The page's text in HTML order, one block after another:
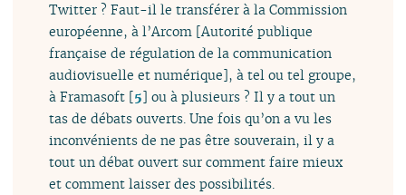
Twitter ? Faut-il le transférer à la Commission
européenne, à l’Arcom [Autorité publique
française de régulation de la communication
audiovisuelle et numérique], à tel ou tel groupe,
à Framasoft [5] ou à plusieurs ? Il y a tout un
tas de débats ouverts. Une fois qu’on a vu les
inconvénients de ne pas être souverain, il y a
tout un débat ouvert sur comment faire mieux
et comment laisser des possibilités.